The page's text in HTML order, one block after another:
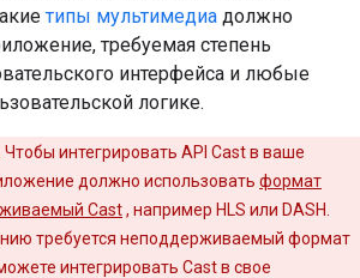
типы мультимедиа должно
требуемая степень
интерфейса и любые
логике.
Чтобы интегрировать API Cast в ваше
должно использовать формат
Cast, например HLS или DASH.
требуется неподдерживаемый формат
интегрировать Cast в свое